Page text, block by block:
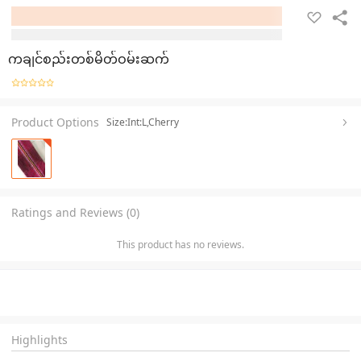
ကချင်စည်းတစ်မိတ်ဝမ်းဆက်
Product Options Size:Int:L,Cherry
Ratings and Reviews (0)
This product has no reviews.
Highlights